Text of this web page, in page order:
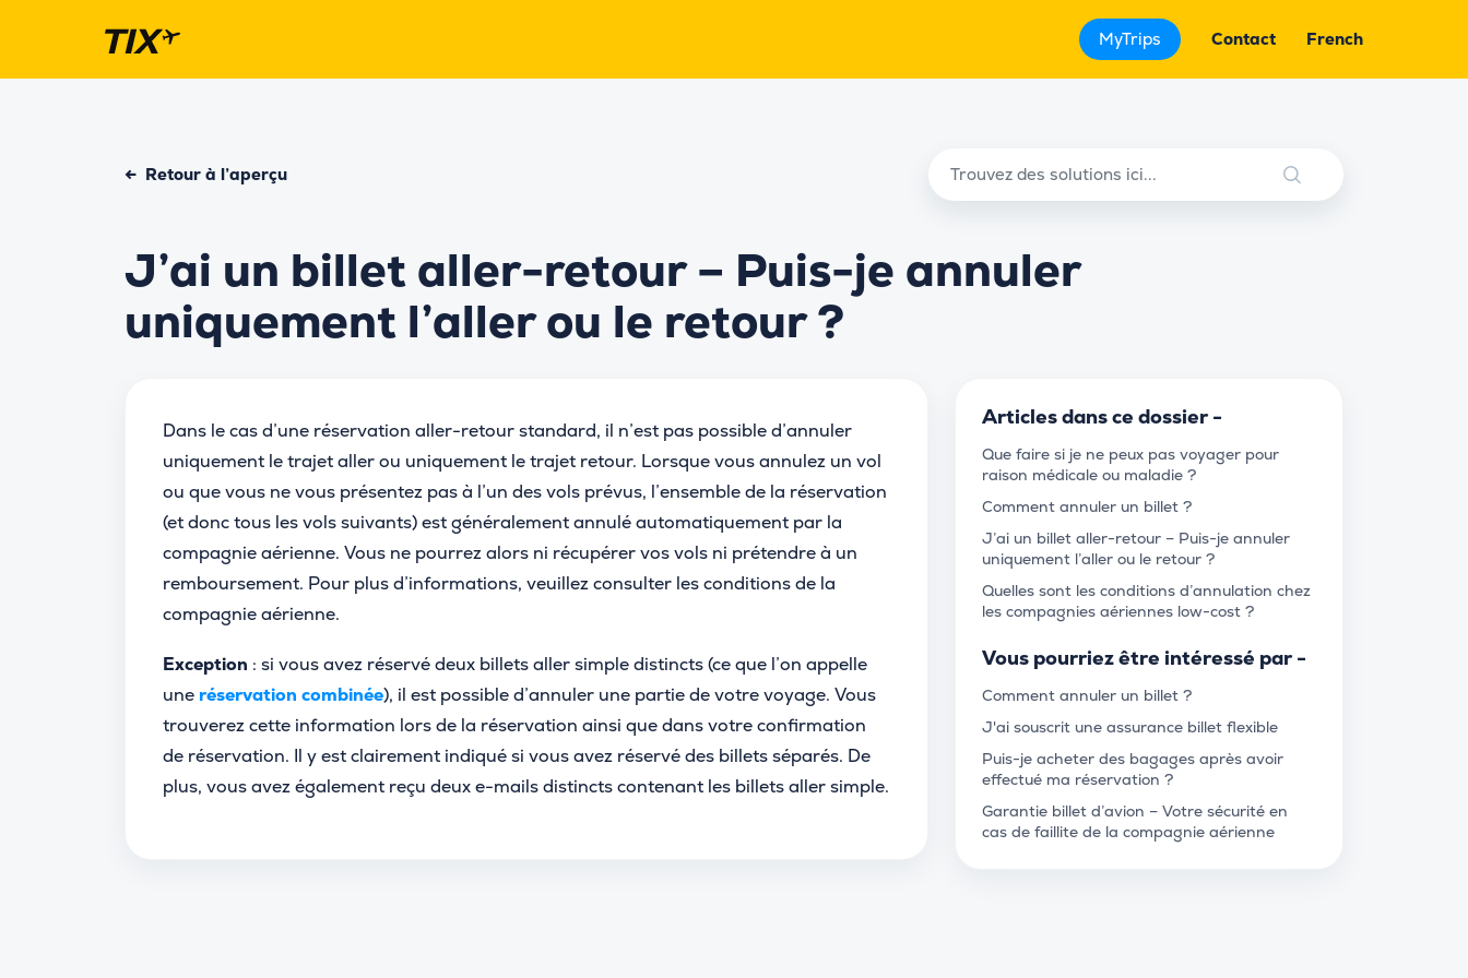
MyTrips Contact French
← Retour à l’aperçu
J’ai un billet aller-retour – Puis-je annuler
uniquement l’aller ou le retour ?
Dans le cas d’une réservation aller-retour standard, il n’est pas possible d’annuler
uniquement le trajet aller ou uniquement le trajet retour. Lorsque vous annulez un vol
ou que vous ne vous présentez pas à l’un des vols prévus, l’ensemble de la réservation
(et donc tous les vols suivants) est généralement annulé automatiquement par la
compagnie aérienne. Vous ne pourrez alors ni récupérer vos vols ni prétendre à un
remboursement. Pour plus d’informations, veuillez consulter les conditions de la
compagnie aérienne.
Exception : si vous avez réservé deux billets aller simple distincts (ce que l’on appelle
une réservation combinée), il est possible d’annuler une partie de votre voyage. Vous
trouverez cette information lors de la réservation ainsi que dans votre confirmation
de réservation. Il y est clairement indiqué si vous avez réservé des billets séparés. De
plus, vous avez également reçu deux e-mails distincts contenant les billets aller simple.
Articles dans ce dossier -
Que faire si je ne peux pas voyager pour
raison médicale ou maladie ?
Comment annuler un billet ?
J’ai un billet aller-retour – Puis-je annuler
uniquement l’aller ou le retour ?
Quelles sont les conditions d’annulation chez
les compagnies aériennes low-cost ?
Vous pourriez être intéressé par -
Comment annuler un billet ?
J'ai souscrit une assurance billet flexible
Puis-je acheter des bagages après avoir
effectué ma réservation ?
Garantie billet d’avion – Votre sécurité en
cas de faillite de la compagnie aérienne